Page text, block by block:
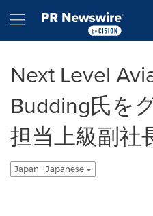
Hamburger menu
Next Level
Budding氏を
担当上級副社
Japan - Japanese